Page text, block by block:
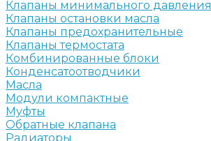
Клапаны минимального давления
Клапаны остановки масла
Клапаны предохранительные
Клапаны термостата
Комбинированные блоки
Конденсатоотводчики
Масла
Модули компактные
Муфты
Обратные клапана
Радиаторы